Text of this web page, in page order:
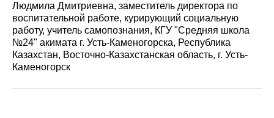
Людмила Дмитриевна, заместитель директора по
воспитательной работе, курирующий социальную
работу, учитель самопознания, КГУ "Средняя школа
№24" акимата г. Усть-Каменогорска, Республика
Казахстан, Восточно-Казахстанская область, г. Усть-
Каменогорск